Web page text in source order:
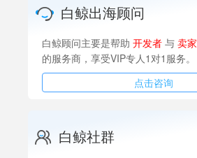
白鲸出海顾问
白鲸顾问主要是帮助 开发者 与 卖家
的服务商，享受VIP专人1对1服务。
点击咨询
白鲸社群